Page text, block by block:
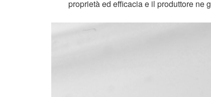
proprietà ed efficacia e il produttore ne